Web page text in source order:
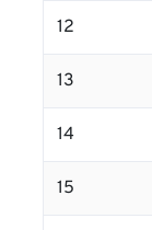
12
13
14
15